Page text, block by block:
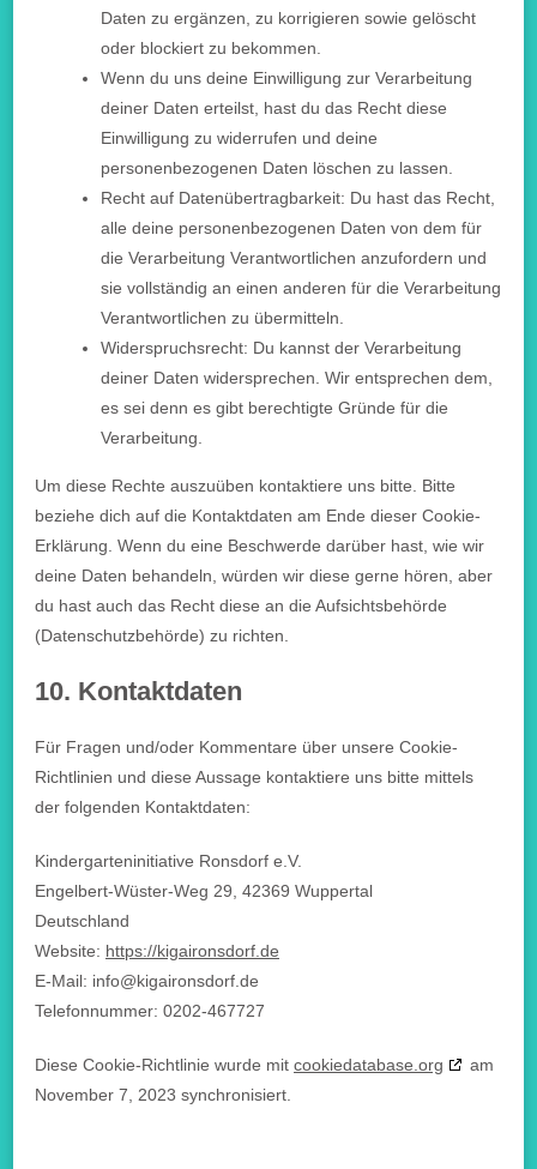
Daten zu ergänzen, zu korrigieren sowie gelöscht
oder blockiert zu bekommen.
Wenn du uns deine Einwilligung zur Verarbeitung
deiner Daten erteilst, hast du das Recht diese
Einwilligung zu widerrufen und deine
personenbezogenen Daten löschen zu lassen.
Recht auf Datenübertragbarkeit: Du hast das Recht,
alle deine personenbezogenen Daten von dem für
die Verarbeitung Verantwortlichen anzufordern und
sie vollständig an einen anderen für die Verarbeitung
Verantwortlichen zu übermitteln.
Widerspruchsrecht: Du kannst der Verarbeitung
deiner Daten widersprechen. Wir entsprechen dem,
es sei denn es gibt berechtigte Gründe für die
Verarbeitung.
Um diese Rechte auszuüben kontaktiere uns bitte. Bitte
beziehe dich auf die Kontaktdaten am Ende dieser Cookie-
Erklärung. Wenn du eine Beschwerde darüber hast, wie wir
deine Daten behandeln, würden wir diese gerne hören, aber
du hast auch das Recht diese an die Aufsichtsbehörde
(Datenschutzbehörde) zu richten.
10. Kontaktdaten
Für Fragen und/oder Kommentare über unsere Cookie-
Richtlinien und diese Aussage kontaktiere uns bitte mittels
der folgenden Kontaktdaten:
Kindergarteninitiative Ronsdorf e.V.
Engelbert-Wüster-Weg 29, 42369 Wuppertal
Deutschland
Website: https://kigaironsdorf.de
E-Mail: info@kigaironsdorf.de
Telefonnummer: 0202-467727
Diese Cookie-Richtlinie wurde mit cookiedatabase.org
am
November 7, 2023 synchronisiert.